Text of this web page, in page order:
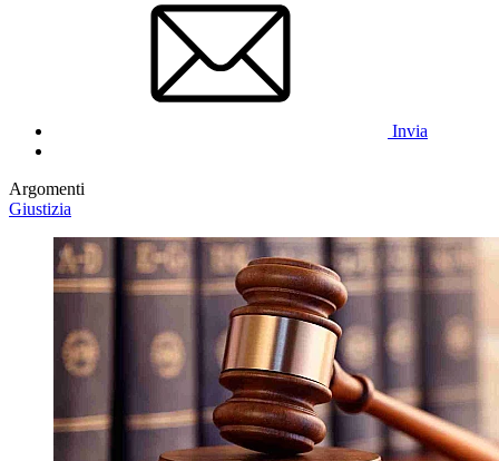
Invia
Argomenti
Giustizia